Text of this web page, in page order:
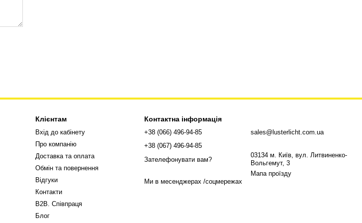
Клієнтам
Вхід до кабінету
Про компанію
Доставка та оплата
Обмін та повернення
Відгуки
Контакти
В2В. Співпраця
Блог
Контактна інформація
+38 (066) 496-94-85
+38 (067) 496-94-85
Зателефонувати вам?
sales@lusterlicht.com.ua
03134 м. Київ, вул. Литвиненко-
Вольгемут, 3
Мапа проїзду
Ми в месенджерах /соцмережах